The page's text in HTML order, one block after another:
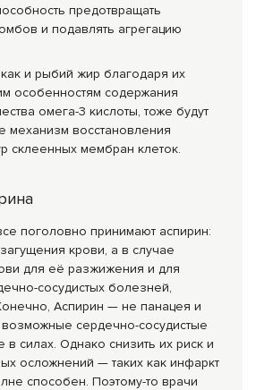
предотвращать
и подавлять агрегацию
и рыбий жир благодаря их
особенностям содержания
омега-3 кислоты, тоже будут
механизм восстановления
склеенных мембран клеток.
поголовно принимают аспирин:
крови, а в случае
для её разжижения и для
сосудистых болез­ней,
Аспирин — не панацея и
возможные сердечно-сосудистые
силах. Однако снизить их риск и
осложнений — таких как инфаркт
способен. Поэтому-то врачи